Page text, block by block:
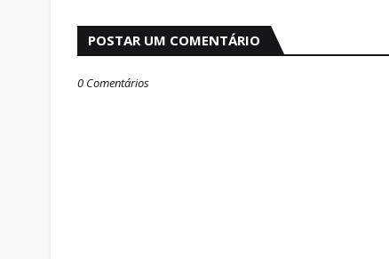
POSTAR UM COMENTÁRIO
0 Comentários